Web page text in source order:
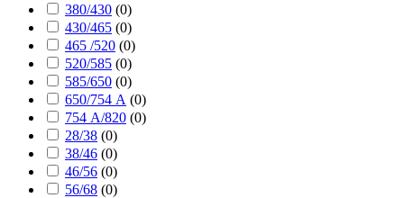
380/430 (0)
430/465 (0)
465 /520 (0)
520/585 (0)
585/650 (0)
650/754 А (0)
754 А/820 (0)
28/38 (0)
38/46 (0)
46/56 (0)
56/68 (0)